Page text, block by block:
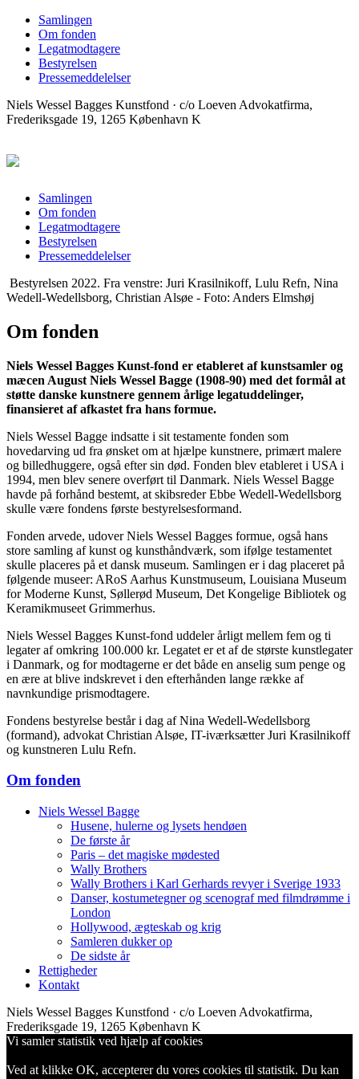
Samlingen
Om fonden
Legatmodtagere
Bestyrelsen
Pressemeddelelser
Niels Wessel Bagges Kunstfond · c/o Loeven Advokatfirma,
Frederiksgade 19, 1265 København K
Samlingen
Om fonden
Legatmodtagere
Bestyrelsen
Pressemeddelelser
Bestyrelsen 2022. Fra venstre: Juri Krasilnikoff, Lulu Refn, Nina
Wedell-Wedellsborg, Christian Alsøe - Foto: Anders Elmshøj
Om fonden
Niels Wessel Bagges Kunst-fond er etableret af kunstsamler og
mæcen August Niels Wessel Bagge (1908-90) med det formål at
støtte danske kunstnere gennem årlige legatuddelinger,
finansieret af afkastet fra hans formue.
Niels Wessel Bagge indsatte i sit testamente fonden som
hovedarving ud fra ønsket om at hjælpe kunstnere, primært malere
og billedhuggere, også efter sin død. Fonden blev etableret i USA i
1994, men blev senere overført til Danmark. Niels Wessel Bagge
havde på forhånd bestemt, at skibsreder Ebbe Wedell-Wedellsborg
skulle være fondens første bestyrelsesformand.
Fonden arvede, udover Niels Wessel Bagges formue, også hans
store samling af kunst og kunsthåndværk, som ifølge testamentet
skulle placeres på et dansk museum. Samlingen er i dag placeret på
følgende museer: ARoS Aarhus Kunstmuseum, Louisiana Museum
for Moderne Kunst, Søllerød Museum, Det Kongelige Bibliotek og
Keramikmuseet Grimmerhus.
Niels Wessel Bagges Kunst-fond uddeler årligt mellem fem og ti
legater af omkring 100.000 kr. Legatet er et af de største kunstlegater
i Danmark, og for modtagerne er det både en anselig sum penge og
en ære at blive indskrevet i den efterhånden lange række af
navnkundige prismodtagere.
Fondens bestyrelse består i dag af Nina Wedell-Wedellsborg
(formand), advokat Christian Alsøe, IT-iværksætter Juri Krasilnikoff
og kunstneren Lulu Refn.
Om fonden
Niels Wessel Bagge
Husene, hulerne og lysets hendøen
De første år
Paris – det magiske mødested
Wally Brothers
Wally Brothers i Karl Gerhards revyer i Sverige 1933
Danser, kostumetegner og scenograf med filmdrømme i
London
Hollywood, ægteskab og krig
Samleren dukker op
De sidste år
Rettigheder
Kontakt
Niels Wessel Bagges Kunstfond · c/o Loeven Advokatfirma,
Frederiksgade 19, 1265 København K
Vi samler statistik ved hjælp af cookies
Ved at klikke OK, accepterer du vores cookies til statistik. Du kan